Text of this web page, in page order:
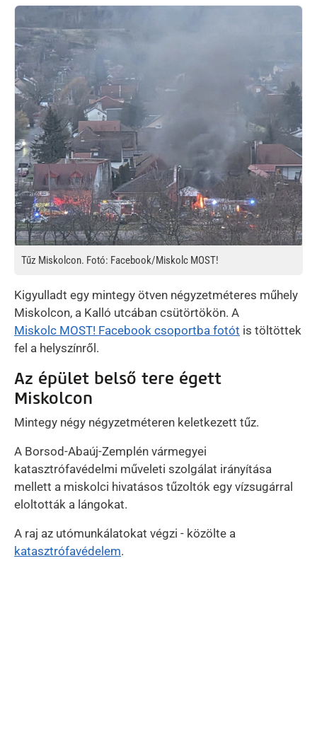
Kép
Tűz Miskolcon. Fotó: Facebook/Miskolc MOST!
Kigyulladt egy mintegy ötven négyzetméteres műhely
Miskolcon, a Kalló utcában csütörtökön. A
Miskolc MOST! Facebook csoportba fotót is töltöttek
fel a helyszínről.
Az épület belső tere égett
Miskolcon
Mintegy négy négyzetméteren keletkezett tűz.
A Borsod-Abaúj-Zemplén vármegyei
katasztrófavédelmi műveleti szolgálat irányítása
mellett a miskolci hivatásos tűzoltók egy vízsugárral
eloltották a lángokat.
A raj az utómunkálatokat végzi - közölte a
katasztrófavédelem.